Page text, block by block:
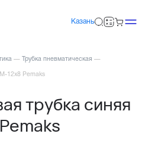
Казань
— Трубка пневматическая —
12x8 Pemaks
трубка синяя